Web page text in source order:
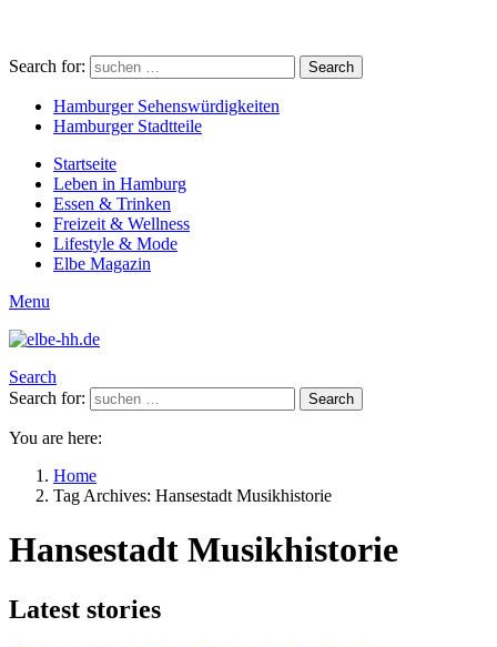
Search for: Search
Hamburger Sehenswürdigkeiten
Hamburger Stadtteile
Startseite
Leben in Hamburg
Essen & Trinken
Freizeit & Wellness
Lifestyle & Mode
Elbe Magazin
Menu
Search
Search for:
Search
You are here:
Home
Tag Archives: Hansestadt Musikhistorie
Hansestadt Musikhistorie
Latest stories